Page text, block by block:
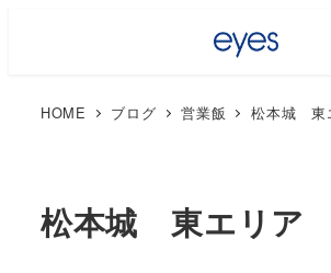
HOME ブログ 営業飯 松本城 東
松本城 東エリア